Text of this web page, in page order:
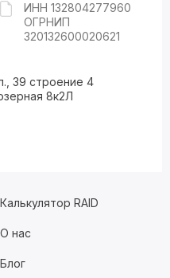
ИНН 132804277960
ОГРНИП
320132600020621
39 строение 4
8к2Л
Калькулятор RAID
О нас
Блог